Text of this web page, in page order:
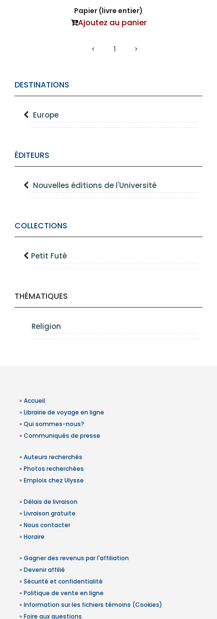
DESTINATIONS
Europe
ÉDITEURS
Nouvelles éditions de l'Université
COLLECTIONS
Petit Futé
THÉMATIQUES
Religion
Papier (livre entier)
Ajoutez au panier
1
» Accueil
» Librairie de voyage en ligne
» Qui sommes-nous?
» Communiqués de presse
» Auteurs recherchés
» Photos recherchées
» Emplois chez Ulysse
» Délais de livraison
» Livraison gratuite
» Nous contacter
» Horaire
» Gagner des revenus par l'affiliation
» Devenir affilié
» Sécurité et confidentialité
» Politique de vente en ligne
» Information sur les fichiers témoins (Cookies)
» Foire aux questions